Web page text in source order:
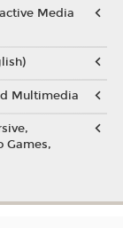
Media
Multimedia
Games,